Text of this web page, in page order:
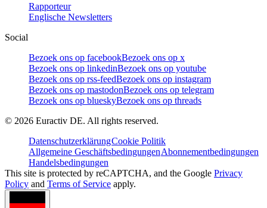
Rapporteur
Englische Newsletters
Social
Bezoek ons op facebookBezoek ons op x
Bezoek ons op linkedinBezoek ons op youtube
Bezoek ons op rss-feedBezoek ons op instagram
Bezoek ons op mastodonBezoek ons op telegram
Bezoek ons op blueskyBezoek ons op threads
© 2026 Euractiv DE. All rights reserved.
DatenschutzerklärungCookie Politik
Allgemeine GeschäftsbedingungenAbonnementbedingungen
Handelsbedingungen
This site is protected by reCAPTCHA, and the Google Privacy
Policy and Terms of Service apply.